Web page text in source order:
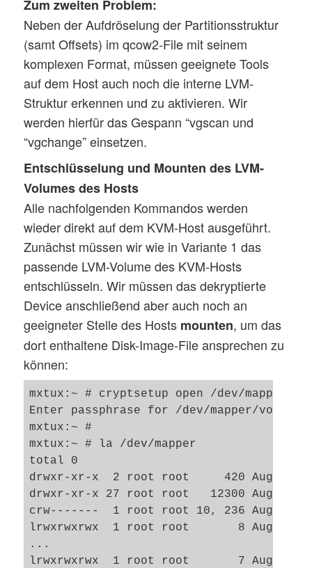
Zum zweiten Problem:
Neben der Aufdröselung der Partitionsstruktur
(samt Offsets) im qcow2-File mit seinem
komplexen Format, müssen geeignete Tools
auf dem Host auch noch die interne LVM-
Struktur erkennen und zu aktivieren. Wir
werden hierfür das Gespann “vgscan und
“vgchange” einsetzen.
Entschlüsselung und Mounten des LVM-
Volumes des Hosts
Alle nachfolgenden Kommandos werden
wieder direkt auf dem KVM-Host ausgeführt.
Zunächst müssen wir wie in Variante 1 das
passende LVM-Volume des KVM-Hosts
entschlüsseln. Wir müssen das dekryptierte
Device anschließend aber auch noch an
geeigneter Stelle des Hosts mounten, um das
dort enthaltene Disk-Image-File ansprechen zu
können:
mxtux:~ # cryptsetup open /dev/mapper/
Enter passphrase for /dev/mapper/
mxtux:~ #
mxtux:~ # la /dev/mapper
total 0
drwxr-xr-x  2 root root     420 Aug  6
drwxr-xr-x 27 root root   12300 Aug  6
crw-------  1 root root 10, 236 Aug  6
lrwxrwxrwx  1 root root       8 Aug  6
...
lrwxrwxrwx  1 root root       7 Aug  6